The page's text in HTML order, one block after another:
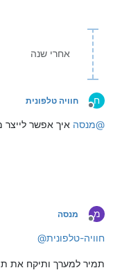
אחרי שנה
ח
מנותק
חוויה טלפונית
@מנסה איך אפשר
מ
מנותק
מנסה
@חוויה-טלפונית
תמיר למערך ותיקח את